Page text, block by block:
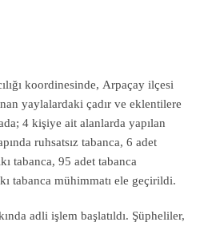
koordinesinde, Arpaçay ilçesi
yaylalardaki çadır ve eklentilere
4 kişiye ait alanlarda yapılan
ruhsatsız tabanca, 6 adet
tabanca, 95 adet tabanca
tabanca mühimmatı ele geçirildi.
adli işlem başlatıldı. Şüpheliler,